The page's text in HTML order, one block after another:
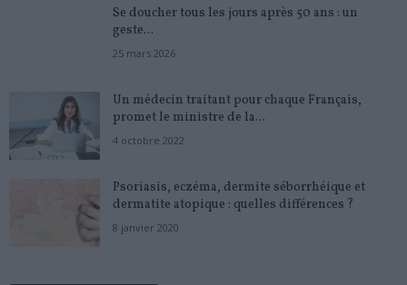
Se doucher tous les jours après 50 ans : un
geste...
25 mars 2026
Un médecin traitant pour chaque Français,
promet le ministre de la...
4 octobre 2022
Psoriasis, eczéma, dermite séborrhéique et
dermatite atopique : quelles différences ?
8 janvier 2020